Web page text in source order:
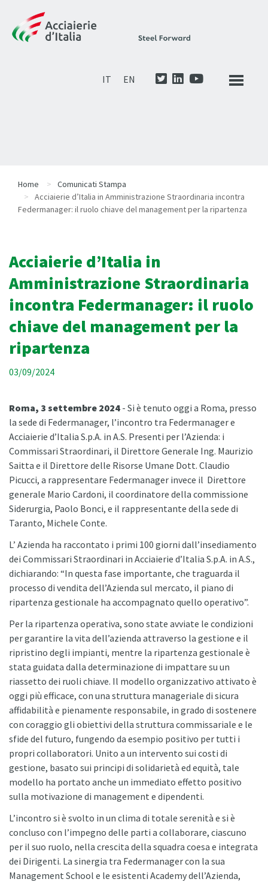
IT EN
Home
Comunicati Stampa
Acciaierie d’Italia in Amministrazione Straordinaria incontra
Federmanager: il ruolo chiave del management per la ripartenza
Acciaierie d’Italia in
Amministrazione Straordinaria
incontra Federmanager: il ruolo
chiave del management per la
ripartenza
03/09/2024
Roma, 3 settembre 2024 - Si è tenuto oggi a Roma, presso
la sede di Federmanager, l’incontro tra Federmanager e
Acciaierie d’Italia S.p.A. in A.S. Presenti per l’Azienda: i
Commissari Straordinari, il Direttore Generale Ing. Maurizio
Saitta e il Direttore delle Risorse Umane Dott. Claudio
Picucci, a rappresentare Federmanager invece il Direttore
generale Mario Cardoni, il coordinatore della commissione
Siderurgia, Paolo Bonci, e il rappresentante della sede di
Taranto, Michele Conte.
L’ Azienda ha raccontato i primi 100 giorni dall’insediamento
dei Commissari Straordinari in Acciaierie d’Italia S.p.A. in A.S.,
dichiarando: “In questa fase importante, che traguarda il
processo di vendita dell’Azienda sul mercato, il piano di
ripartenza gestionale ha accompagnato quello operativo”.
Per la ripartenza operativa, sono state avviate le condizioni
per garantire la vita dell’azienda attraverso la gestione e il
ripristino degli impianti, mentre la ripartenza gestionale è
stata guidata dalla determinazione di impattare su un
riassetto dei ruoli chiave. Il modello organizzativo attivato è
oggi più efficace, con una struttura manageriale di sicura
affidabilità e pienamente responsabile, in grado di sostenere
con coraggio gli obiettivi della struttura commissariale e le
sfide del futuro, fungendo da esempio positivo per tutti i
propri collaboratori. Unito a un intervento sui costi di
gestione, basato sui principi di solidarietà ed equità, tale
modello ha portato anche un immediato effetto positivo
sulla motivazione di management e dipendenti.
L’incontro si è svolto in un clima di totale serenità e si è
concluso con l’impegno delle parti a collaborare, ciascuno
per il suo ruolo, nella crescita della squadra coesa e integrata
dei Dirigenti. La sinergia tra Federmanager con la sua
Management School e le esistenti Academy dell’Azienda,